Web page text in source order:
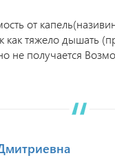
от
как тяжело дышать
не получается